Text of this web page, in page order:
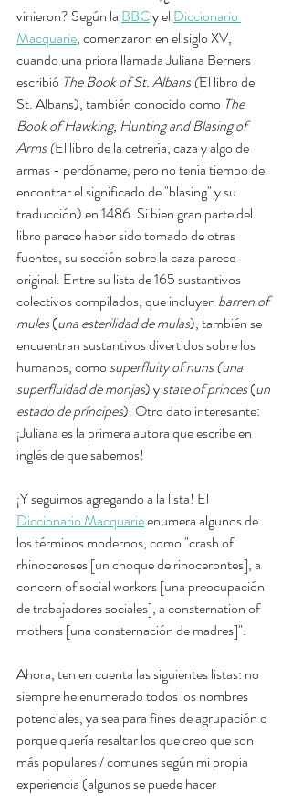
vinieron? Según la BBC y el Diccionario
Macquarie, comenzaron en el siglo XV,
cuando una priora llamada Juliana Berners
escribió The Book of St. Albans (El libro de
St. Albans), también conocido como The
Book of Hawking, Hunting and Blasing of
Arms (El libro de la cetrería, caza y algo de
armas - perdóname, pero no tenía tiempo de
encontrar el significado de "blasing" y su
traducción) en 1486. Si bien gran parte del
libro parece haber sido tomado de otras
fuentes, su sección sobre la caza parece
original. Entre su lista de 165 sustantivos
colectivos compilados, que incluyen barren of
mules (una esterilidad de mulas), también se
encuentran sustantivos divertidos sobre los
humanos, como superfluity of nuns (una
superfluidad de monjas) y state of princes (un
estado de príncipes). Otro dato interesante:
¡Juliana es la primera autora que escribe en
inglés de que sabemos!
¡Y seguimos agregando a la lista! El
Diccionario Macquarie enumera algunos de
los términos modernos, como "crash of
rhinoceroses [un choque de rinocerontes], a
concern of social workers [una preocupación
de trabajadores sociales], a consternation of
mothers [una consternación de madres]".
Ahora, ten en cuenta las siguientes listas: no
siempre he enumerado todos los nombres
potenciales, ya sea para fines de agrupación o
porque quería resaltar los que creo que son
más populares / comunes según mi propia
experiencia (algunos se puede hacer